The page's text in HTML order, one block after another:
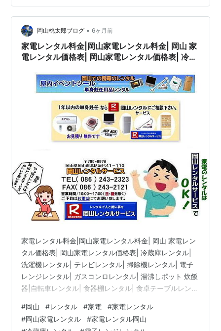
style.hatenablog.com
岡山桃太郎ブログ • 6ヶ月前
家電レンタル料金|岡山家電レンタル料金| 岡山 家
電レンタル価格表| 岡山家電レンタル価格表| 冷蔵
除機レンタル| 電子レンジレンタル| ガスコンロレ
ンタル| 湯沸しポット 炊飯器|自転車レンタル| 食
器棚レンタル| 食卓テーブルレンタル| お布団レン
タル| エアコンレンタル| ストーブレンタル| コタ
ツレンタル|家電レンタル料金表| レンタル価格表|
価格| 家電レンタル|単身赴任用品レンタル| 岡山
レンタルサービス|TEL086-243-2323|
家電レンタル料金|岡山家電レンタル料金| 岡山 家電レン
タル価格表| 岡山家電レンタル価格表| 冷蔵庫レンタル|
洗濯機レンタル| テレビレンタル| 掃除機レンタル| 電子
レンジレンタル| ガスコンロレンタル| 湯沸しポット 炊飯
器|自転車レンタル| 食器棚レンタル| 食卓テーブルレンタ
ル| コタツレンタル|家電レンタル料金表| レンタル価格
表| 価格| 家電レンタル|単身赴任用品レンタル| 岡山レン
#岡山 #レンタル #家電 #家電レンタル
#岡山家電レンタル #家電レンタル岡山